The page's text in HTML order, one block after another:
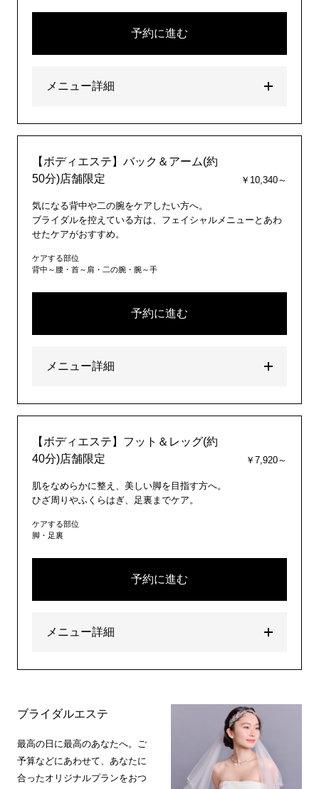
予約に進む
メニュー詳細
【ボディエステ】バック＆アーム(約
50分)店舗限定
￥10,340～
気になる背中や二の腕をケアしたい方へ。
ブライダルを控えている方は、フェイシャルメニューとあわ
せたケアがおすすめ。
ケアする部位
背中～腰・首～肩・二の腕・腕～手
予約に進む
メニュー詳細
【ボディエステ】フット＆レッグ(約
40分)店舗限定
￥7,920～
肌をなめらかに整え、美しい脚を目指す方へ。
ひざ周りやふくらはぎ、足裏までケア。
ケアする部位
脚・足裏
予約に進む
メニュー詳細
ブライダルエステ
最高の日に最高のあなたへ。ご
予算などにあわせて、あなたに
合ったオリジナルプランをおつ